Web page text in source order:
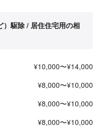
）駆除 / 居住住宅用の相
¥10,000〜¥14,000
¥8,000〜¥10,000
¥8,000〜¥10,000
¥8,000〜¥10,000